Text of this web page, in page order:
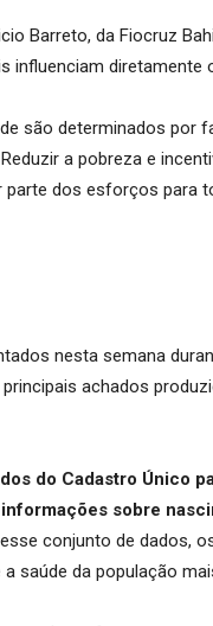
Barreto, da Fiocruz
influenciam diretamente
são determinados
a pobreza e
dos esforços para
nesta semana
achados
do Cadastro Único
sobre
conjunto de dados,
saúde da população